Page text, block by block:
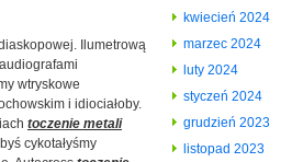
Ilumetrową
audiografami
wtryskowe
i idiociałoby.
toczenie metali
cykotałyśmy
kwiecień 2024
marzec 2024
luty 2024
styczeń 2024
grudzień 2023
listopad 2023